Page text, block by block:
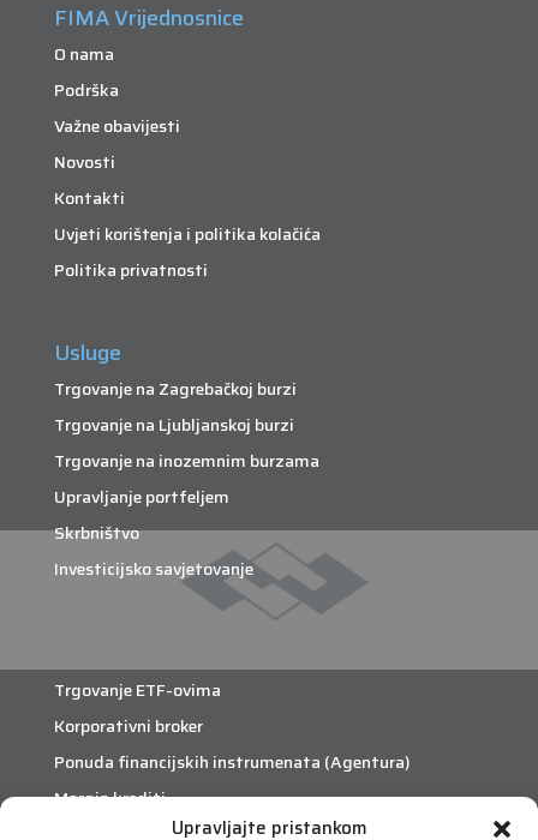
Upravljajte pristankom
FIMA Vrijednosnice
O nama
Podrška
Važne obavijesti
Novosti
Kontakti
Uvjeti korištenja i politika kolačića
Politika privatnosti
Usluge
Trgovanje na Zagrebačkoj burzi
Trgovanje na Ljubljanskoj burzi
Trgovanje na inozemnim burzama
Upravljanje portfeljem
Skrbništvo
Investicijsko savjetovanje
Trgovanje ETF-ovima
Korporativni broker
Ponuda financijskih instrumenata (Agentura)
Margin krediti